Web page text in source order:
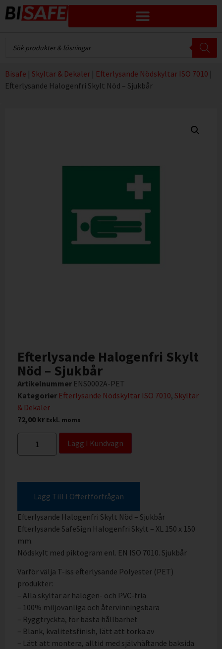
Bisafe | Skyltar & Dekaler | Efterlysande Nödskyltar ISO 7010 |
Efterlysande Halogenfri Skylt Nöd – Sjukbår
Efterlysande Halogenfri Skylt
Nöd – Sjukbår
Artikelnummer ENS0002A-PET
Kategorier Efterlysande Nödskyltar ISO 7010, Skyltar
& Dekaler
72,00 kr Exkl. moms
Lägg I Kundvagn
Lägg Till I Offertförfrågan
Efterlysande Halogenfri Skylt Nöd – Sjukbår
Efterlysande SafeSign Halogenfri Skylt – XL 150 x 150
mm.
Nödskylt med piktogram enl. EN ISO 7010. Sjukbår
Varför välja T-iss efterlysande Polyester (PET)
produkter:
– Alla skyltar är halogen- och PVC-fria
– 100% miljövänliga och återvinningsbara
– Ryggtryckta, för bästa hållbarhet
– Blank, kvalitetsfinish, lätt att torka av
– Lätt att montera, alltid med självhäftande baksida